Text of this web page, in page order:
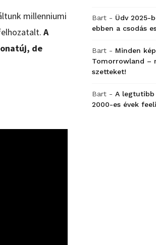
millenniumi
A
de
Bart - Üdv 2025-
ebben a csodás
Bart - Minden
Tomorrowland –
szetteket!
Bart - A legtutibb
2000-es évek